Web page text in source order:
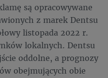
są opracowywane
z marek Dentsu
listopada 2022 r.
lokalnych. Dentsu
oddolne, a prognozy
obejmujących obie